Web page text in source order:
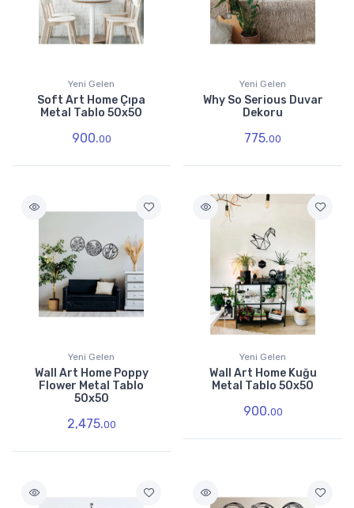
Yeni Gelen
Soft Art Home Çıpa
Metal Tablo 50x50
900.00
Yeni Gelen
Why So Serious Duvar
Dekoru
775.00
Yeni Gelen
Wall Art Home Poppy
Flower Metal Tablo
50x50
2,475.00
Yeni Gelen
Wall Art Home Kuğu
Metal Tablo 50x50
900.00